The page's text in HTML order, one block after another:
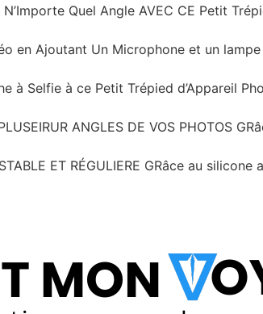
Quel Angle AVEC CE Petit
en Ajoutant Un Microphone et un
Selfie à ce Petit Trépied d’Appareil
ANGLES DE VOS PHOTOS
ET RÉGULIERE GRâce au